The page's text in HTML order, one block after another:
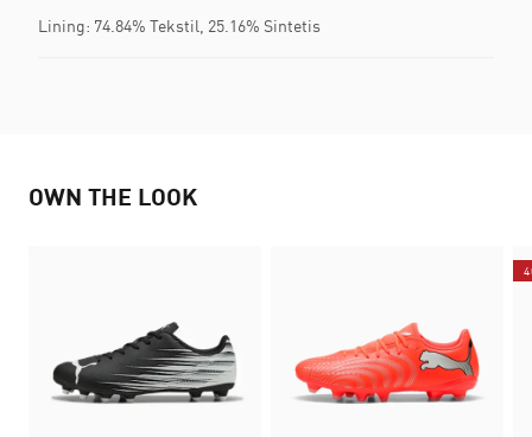
Lining: 74.84% Tekstil, 25.16% Sintetis
OWN THE LOOK